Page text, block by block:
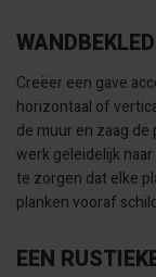
Creëer een gave
horizontaal of
de muur en zaag de
werk geleidelijk
te zorgen dat elke
planken vooraf
EEN